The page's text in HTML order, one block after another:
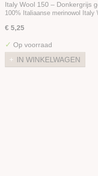
Italy Wool 150 – Donkergrijs
100% Italiaanse merinowol Italy
€ 5,25
✓ Op voorraad
IN WINKELWAGEN